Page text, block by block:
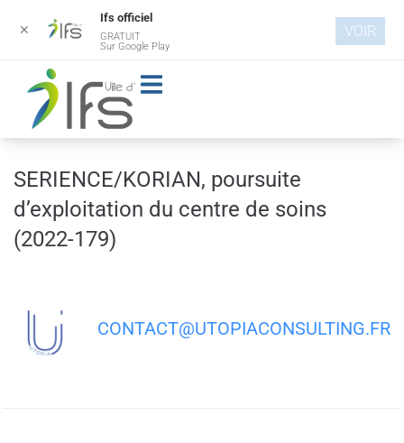
principal
SERIENCE/KORIAN, poursuite
d’exploitation du centre de soins
(2022-179)
CONTACT@UTOPIACONSULTING.FR
✕
Ifs officiel
GRATUIT
Sur Google Play
VOIR